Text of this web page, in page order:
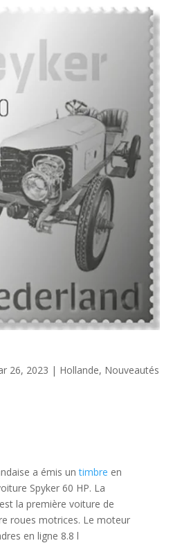
26, 2023 | Hollande, Nouveautés
a émis untimbre en
Spyker 60 HP. La
la première voiture de
roues motrices. Le moteur
en ligne 8.8 l